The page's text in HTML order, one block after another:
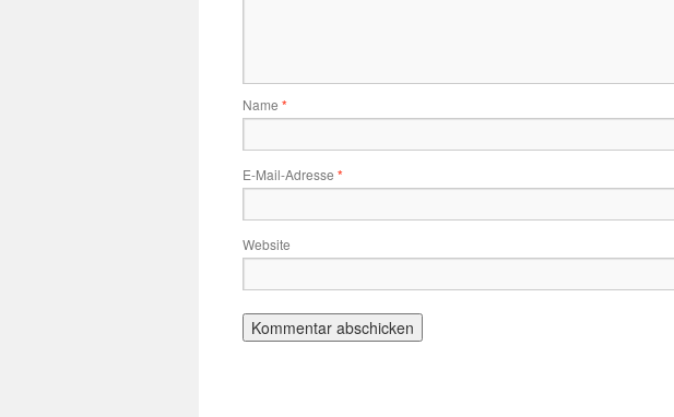
Name *
E-Mail-Adresse *
Website